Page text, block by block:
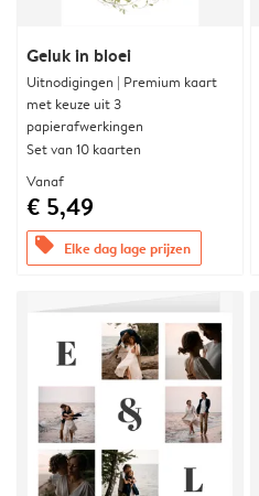
Geluk in bloei
Uitnodigingen | Premium kaart
met keuze uit 3
papierafwerkingen
Set van 10 kaarten
Vanaf
€ 5,49
offers Elke dag lage prijzen